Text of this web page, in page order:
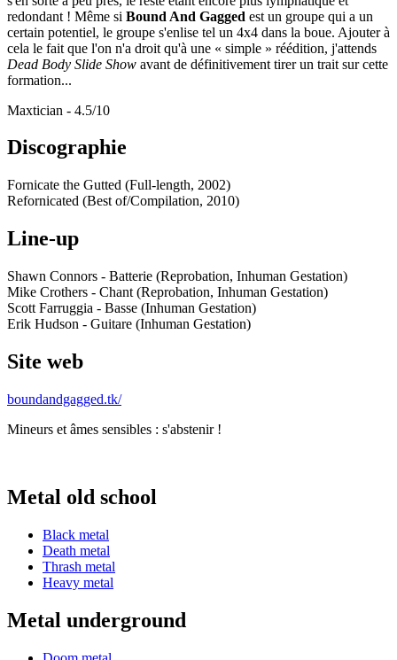
redondant ! Même si Bound And Gagged est un groupe qui a un
certain potentiel, le groupe s'enlise tel un 4x4 dans la boue. Ajouter à
cela le fait que l'on n'a droit qu'à une « simple » réédition, j'attends
Dead Body Slide Show avant de définitivement tirer un trait sur cette
formation...
Maxtician - 4.5/10
Discographie
Fornicate the Gutted (Full-length, 2002)
Refornicated (Best of/Compilation, 2010)
Line-up
Shawn Connors - Batterie (Reprobation, Inhuman Gestation)
Mike Crothers - Chant (Reprobation, Inhuman Gestation)
Scott Farruggia - Basse (Inhuman Gestation)
Erik Hudson - Guitare (Inhuman Gestation)
Site web
boundandgagged.tk/
Mineurs et âmes sensibles : s'abstenir !
Metal old school
Black metal
Death metal
Thrash metal
Heavy metal
Metal underground